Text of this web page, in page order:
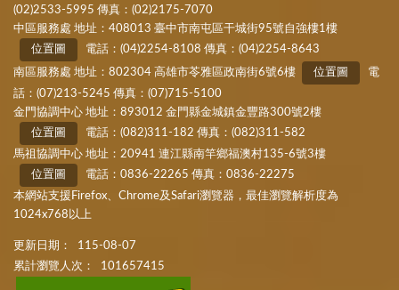
(02)2533-5995 傳真：(02)2175-7070
中區服務處 地址：408013 臺中市南屯區干城街95號自強樓1樓
位置圖
電話：(04)2254-8108 傳真：(04)2254-8643
南區服務處 地址：802304 高雄市苓雅區政南街6號6樓
位置圖
電
話：(07)213-5245 傳真：(07)715-5100
金門協調中心 地址：893012 金門縣金城鎮金豐路300號2樓
位置圖
電話：(082)311-182 傳真：(082)311-582
馬祖協調中心 地址：20941 連江縣南竿鄉福澳村135-6號3樓
位置圖
電話：0836-22265 傳真：0836-22275
本網站支援Firefox、Chrome及Safari瀏覽器，最佳瀏覽解析度為
1024x768以上
更新日期：
115-08-07
累計瀏覽人次：
101657415